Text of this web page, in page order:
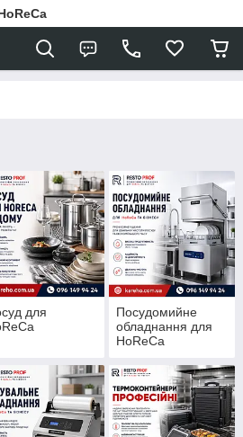
для
Посудомийне
обладнання для
HoReCa